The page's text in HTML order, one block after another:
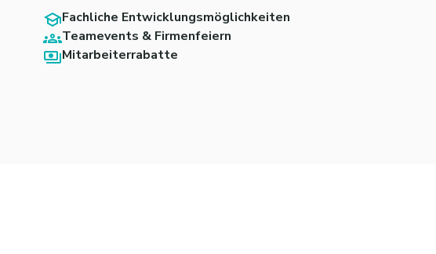
Fachliche Entwicklungsmöglichkeiten
Teamevents & Firmenfeiern
Mitarbeiterrabatte